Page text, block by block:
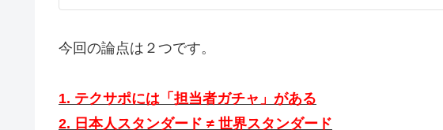
今回の論点は２つです。
1. テクサポには「担当者ガチャ」がある
2. 日本人スタンダード ≠ 世界スタンダード